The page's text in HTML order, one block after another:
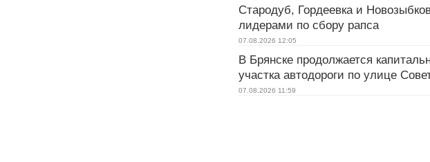
Стародуб, Гордеевка и
лидерами по сбору рапса
07.08.2026 12:05
В Брянске продолжается
участка автодороги по улице
07.08.2026 11:59